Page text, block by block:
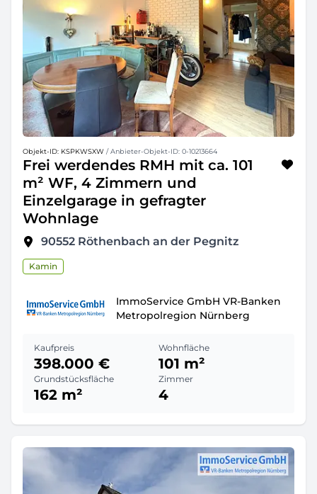
Objekt-ID: KSPKWSXW / Anbieter-Objekt-ID: 0-10213664
Frei werdendes RMH mit ca. 101
m² WF, 4 Zimmern und
Einzelgarage in gefragter
Wohnlage
90552 Röthenbach an der Pegnitz
Kamin
ImmoService GmbH VR-Banken
Metropolregion Nürnberg
Kaufpreis
398.000 €
Wohnfläche
101 m²
Grundstücksfläche
162 m²
Zimmer
4